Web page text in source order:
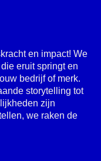
en impact! We
eruit springt en
bedrijf of merk.
storytelling tot
zijn
we raken de